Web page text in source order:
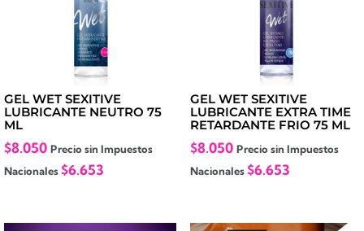
GEL WET SEXITIVE
LUBRICANTE NEUTRO 75
ML
$8.050 Precio sin Impuestos
Nacionales$6.653
GEL WET SEXITIVE
LUBRICANTE EXTRA TIME
RETARDANTE FRIO 75 ML
$8.050 Precio sin Impuestos
Nacionales$6.653